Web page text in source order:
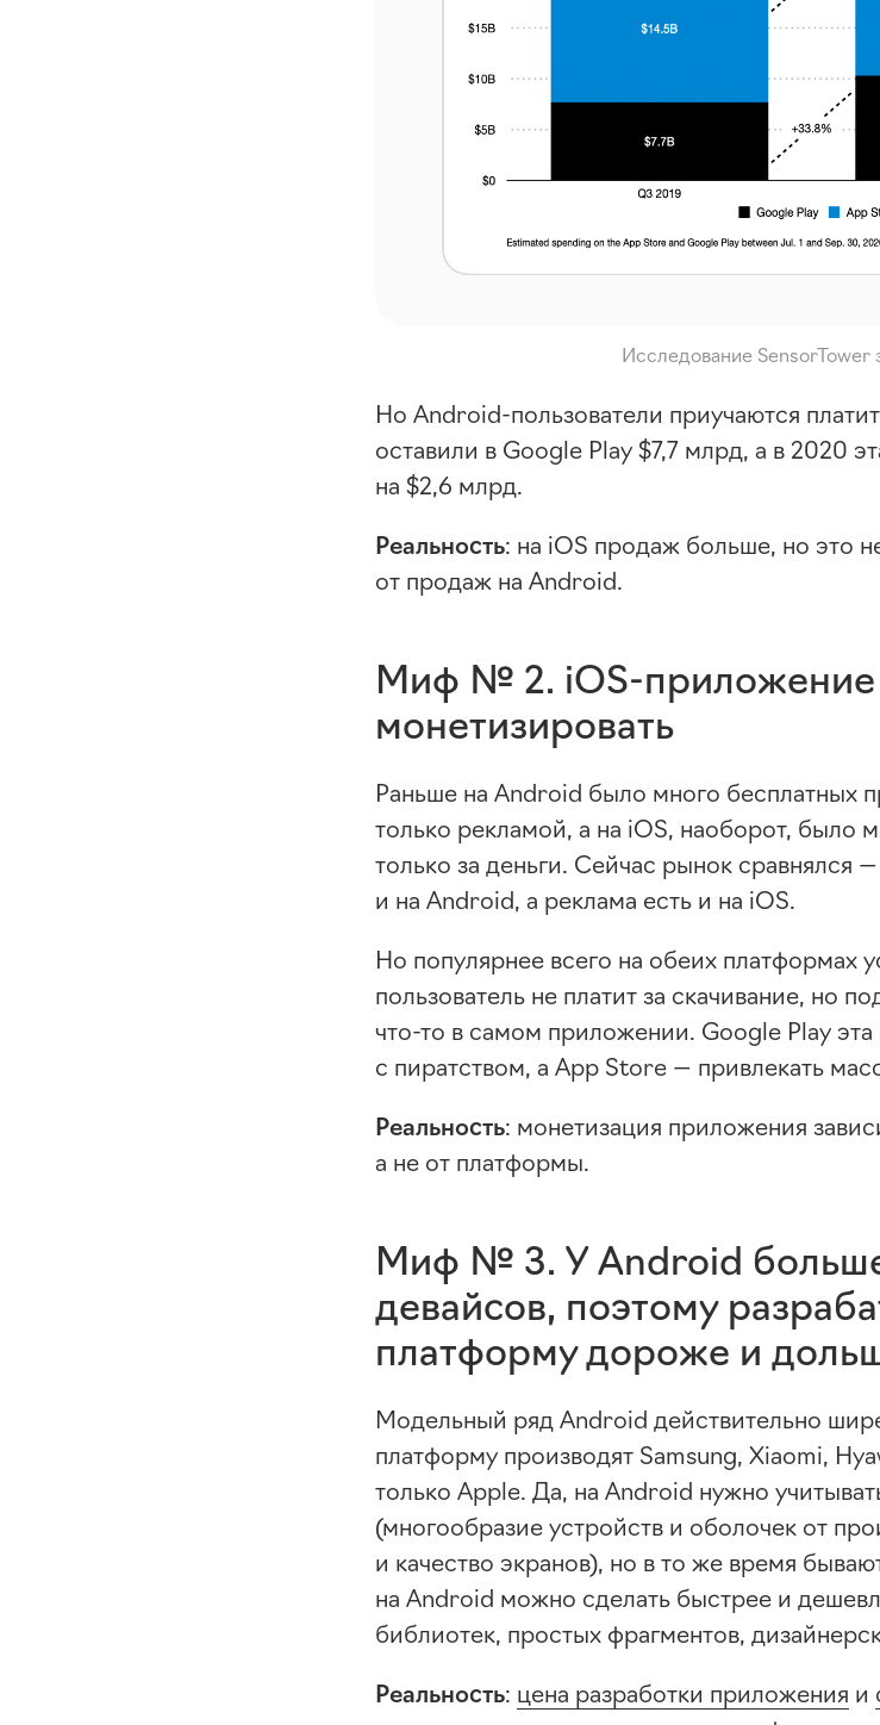
Исследование SensorTower
Но Android-пользователи приучаются
оставили в Google Play $7,7 млрд, а в 2020
на $2,6 млрд.
Реальность: на iOS продаж больше, но это
от продаж на Android.
Миф № 2. iOS-приложение
монетизировать
Раньше на Android было много бесплатных
только рекламой, а на iOS, наоборот, было
только за деньги. Сейчас рынок сравнялся
и на Android, а реклама есть и на iOS.
Но популярнее всего на обеих платформах
пользователь не платит за скачивание, но
что-то в самом приложении. Google Play
с пиратством, а App Store — привлекать
Реальность: монетизация приложения
а не от платформы.
Миф № 3. У Android
девайсов, поэтому
платформу дороже и
Модельный ряд Android действительно
платформу производят Samsung, Xiaomi,
только Apple. Да, на Android нужно
(многообразие устройств и оболочек от
и качество экранов), но в то же время
на Android можно сделать быстрее и
библиотек, простых фрагментов,
Реальность: цена разработки приложения и